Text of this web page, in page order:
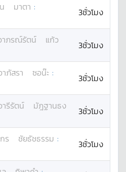
มาตา :
3ชั่วโมง
าภรณ์รัตน์
แก้ว
3ชั่วโมง
าภัสรา ซอน๊ะ :
3ชั่วโมง
ารีรัตน์
มัฎฐานธง
3ชั่วโมง
ร ชัยธัชธรรม :
3ชั่วโมง